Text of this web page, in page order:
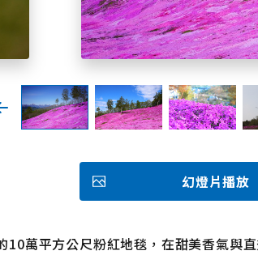
10萬平方公尺粉紅地毯，在甜美香氣與
幻燈片播放